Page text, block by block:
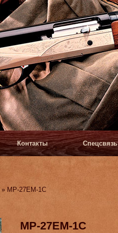
Контакты Спецсвязь
» МР-27ЕМ-1С
МР-27ЕМ-1С